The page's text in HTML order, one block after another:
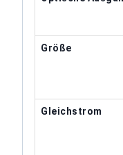
Größe
Gleichstrom